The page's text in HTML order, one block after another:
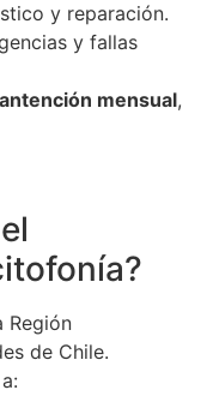
y reparación.
y fallas
mensual,
Región
de Chile.